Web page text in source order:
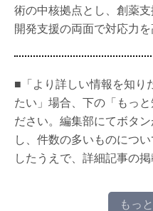
術の中核拠点とし、創薬
開発支援の両面で対応力を
■「より詳しい情報を知り
たい」場合、下の「もっ
ださい。編集部にてボタ
し、件数の多いものにつ
したうえで、詳細記事の
もっ